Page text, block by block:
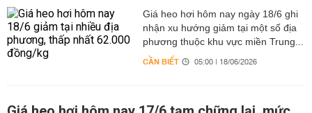
Giá heo hơi hôm nay ngày 18/6 ghi
nhận xu hướng giảm tại một số địa
phương thuộc khu vực miền Trung...
CẦN BIẾT 05:00 | 18/06/2026